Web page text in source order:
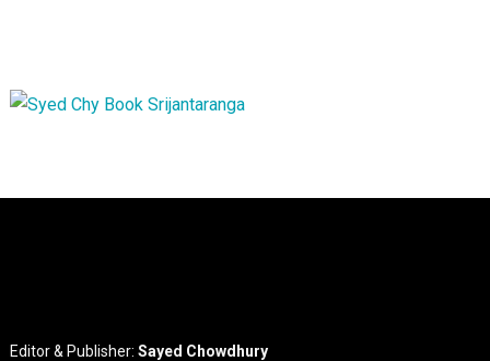
Editor & Publisher:Sayed Chowdhury